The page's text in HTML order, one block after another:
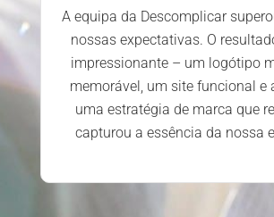
A equipa da Descomplicar superou
nossas expectativas. O resultado
impressionante – um logótipo
memorável, um site funcional e
uma estratégia de marca que
capturou a essência da nossa